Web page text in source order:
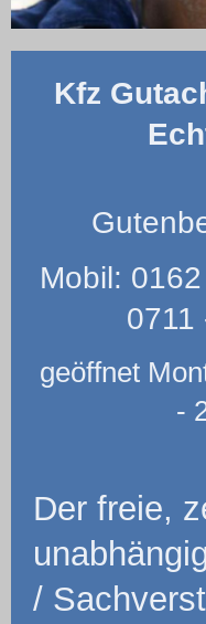
Kfz
Mobil:
0711
geöffnet
-
Der freie,
/